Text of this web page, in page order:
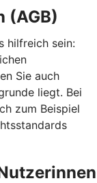
(AGB)
hilfreich sein:
Sie auch
liegt. Bei
zum Beispiel